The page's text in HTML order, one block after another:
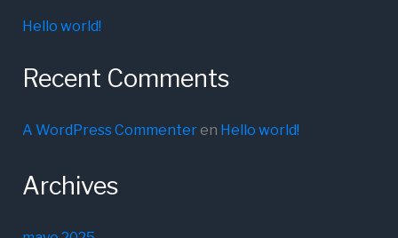
Hello world!
Recent Comments
A WordPress Commenteren Hello world!
Archives